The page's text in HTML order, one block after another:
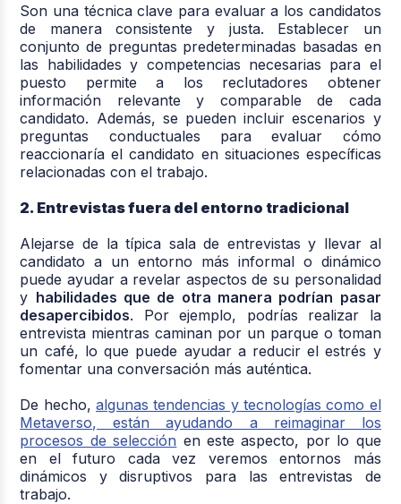
Son una técnica clave para evaluar a los candidatos
de manera consistente y justa. Establecer un
conjunto de preguntas predeterminadas basadas en
las habilidades y competencias necesarias para el
puesto permite a los reclutadores obtener
información relevante y comparable de cada
candidato. Además, se pueden incluir escenarios y
preguntas conductuales para evaluar cómo
reaccionaría el candidato en situaciones específicas
relacionadas con el trabajo.
2. Entrevistas fuera del entorno tradicional
Alejarse de la típica sala de entrevistas y llevar al
candidato a un entorno más informal o dinámico
puede ayudar a revelar aspectos de su personalidad
y habilidades que de otra manera podrían pasar
desapercibidos. Por ejemplo, podrías realizar la
entrevista mientras caminan por un parque o toman
un café, lo que puede ayudar a reducir el estrés y
fomentar una conversación más auténtica.
De hecho,algunas tendencias y tecnologías como el
Metaverso, están ayudando a reimaginar los
procesos de selección en este aspecto, por lo que
en el futuro cada vez veremos entornos más
dinámicos y disruptivos para las entrevistas de
trabajo.